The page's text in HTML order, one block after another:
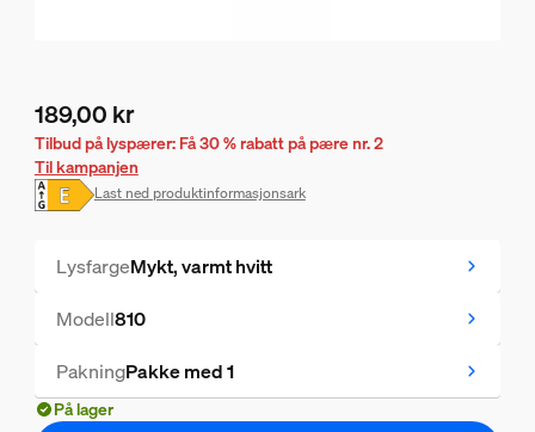
Nåværende pris er 189,00 kr
189,00 kr
Tilbud på lyspærer: Få 30 % rabatt på pære nr. 2
Til kampanjen
Last ned produktinformasjonsark
LysfargeMykt, varmt hvitt
Modell810
PakningPakke med 1
På lager